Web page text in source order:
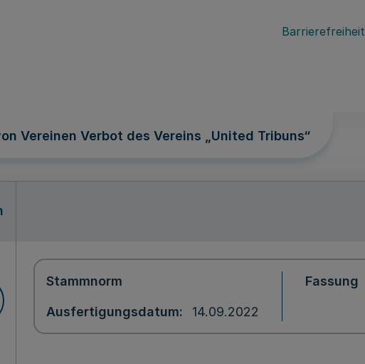
Barrierefreiheit
Vereinen Verbot des Vereins „United Tribuns“
Stammnorm
Ausfertigungsdatum 14.09.2022
Fassung